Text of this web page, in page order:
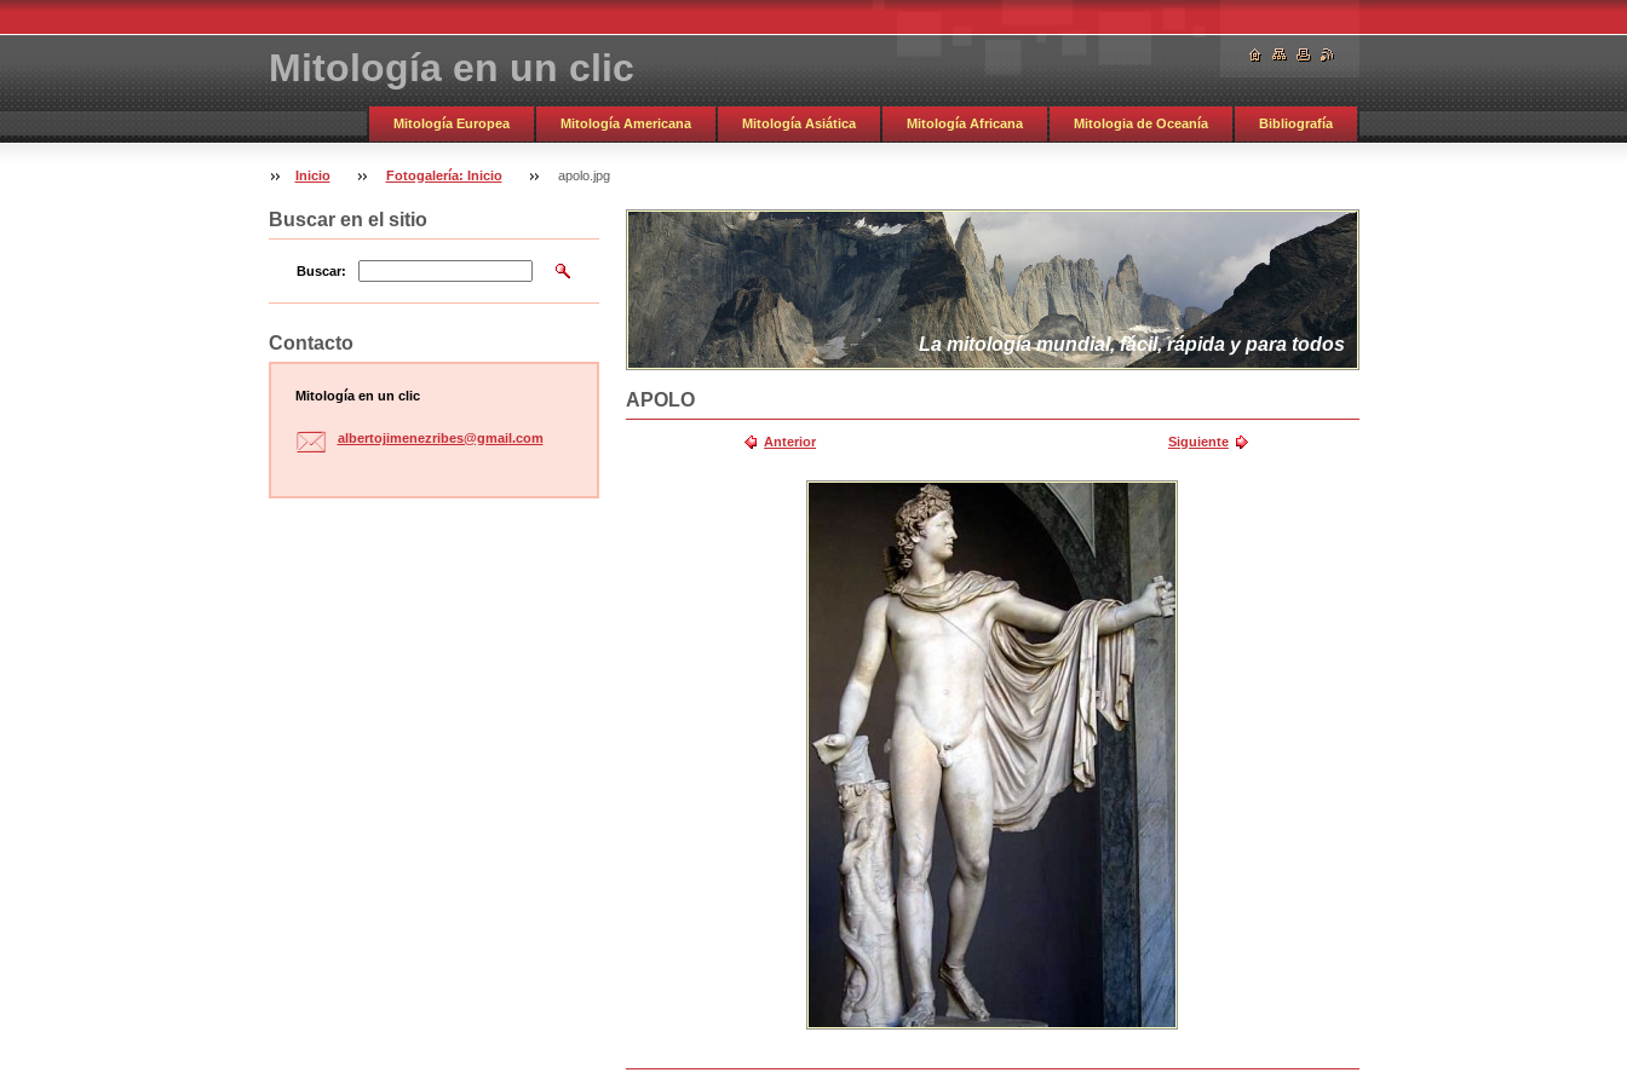
Mitología en un clic
Mitología Europea Mitología Americana Mitología Asiática Mitología Africana Mitologia de Oceanía Bibliografía
Inicio Fotogalería: Inicio apolo.jpg
La mitología mundial, fácil, rápida y para todos
APOLO
Anterior Siguiente
Buscar en el sitio
Buscar:
Contacto
Mitología en un clic
albertojimenezribes@gmail.com